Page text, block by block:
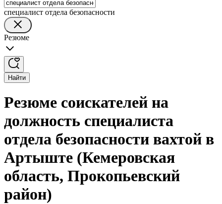
специалист отдела безопасности
Резюме
Найти
Резюме соискателей на
должность специалиста
отдела безопасности вахтой в
Артыште (Кемеровская
область, Прокопьевский
район)